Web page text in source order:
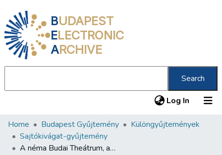
BUDAPEST
ELECTRONIC
ARCHIVE
Search
Log In (current)
Communities & Collections
All of DSpace
Home Budapest Gyűjtemény
Különgyűjtemények
Sajtókivágat-gyűjtemény
A néma Budai Theátrum, ahol először hangzott magyar szó színpadon